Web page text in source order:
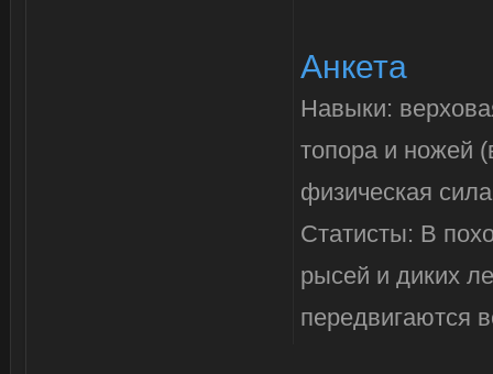
Анкета
Навыки:
топора и ножей
физическая
Статисты: В
рысей и диких
передвигаются